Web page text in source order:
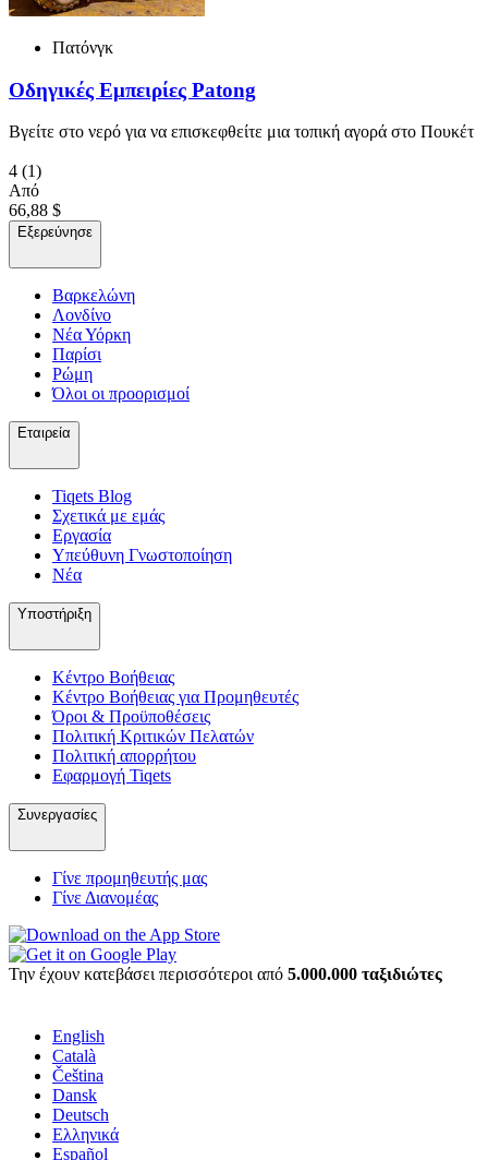
Πατόνγκ
Οδηγικές Εμπειρίες Patong
Βγείτε στο νερό για να επισκεφθείτε μια τοπική αγορά στο Πουκέτ
4 (1)
Από
66,88 $
Εξερεύνησε
Βαρκελώνη
Λονδίνο
Νέα Υόρκη
Παρίσι
Ρώμη
Όλοι οι προορισμοί
Εταιρεία
Tiqets Βlog
Σχετικά με εμάς
Εργασία
Υπεύθυνη Γνωστοποίηση
Νέα
Υποστήριξη
Κέντρο Βοήθειας
Κέντρο Βοήθειας για Προμηθευτές
Όροι & Προϋποθέσεις
Πολιτική Κριτικών Πελατών
Πολιτική απορρήτου
Εφαρμογή Tiqets
Συνεργασίες
Γίνε προμηθευτής μας
Γίνε Διανομέας
Την έχουν κατεβάσει περισσότεροι από 5.000.000 ταξιδιώτες
English
Català
Čeština
Dansk
Deutsch
Ελληνικά
Español